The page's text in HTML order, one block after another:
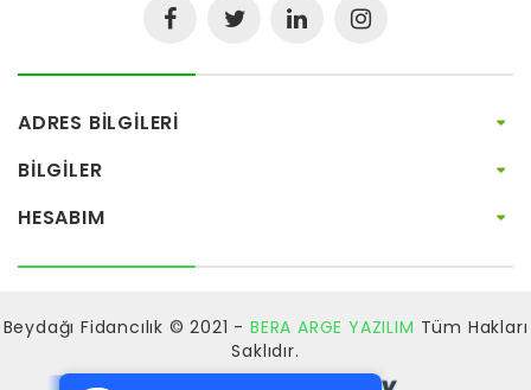
PCI-DSS Ödeme Güvenliği
7/24 Canlı Destek
ADRES BILGILERI
BILGILER
HESABIM
Beydağı Fidancılık © 2021 -BERA ARGE YAZILIM Tüm Hakları
Saklıdır.